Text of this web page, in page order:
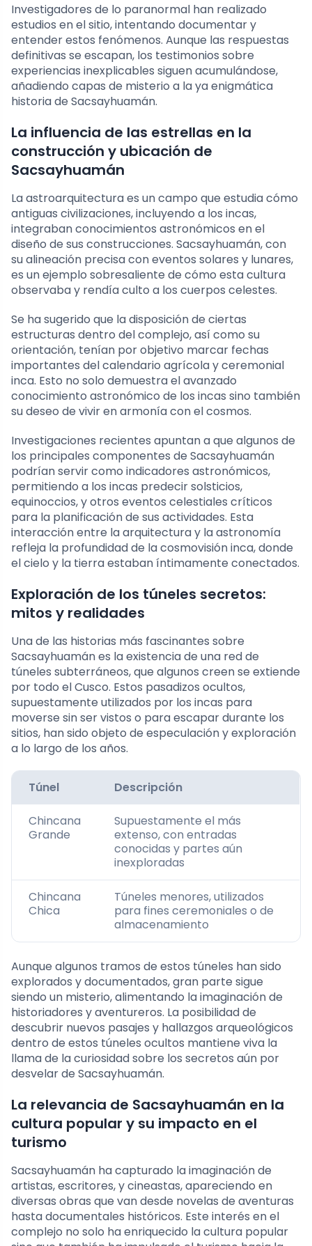
Investigadores de lo paranormal han realizado
estudios en el sitio, intentando documentar y
entender estos fenómenos. Aunque las respuestas
definitivas se escapan, los testimonios sobre
experiencias inexplicables siguen acumulándose,
añadiendo capas de misterio a la ya enigmática
historia de Sacsayhuamán.
La influencia de las estrellas en la
construcción y ubicación de
Sacsayhuamán
La astroarquitectura es un campo que estudia cómo
antiguas civilizaciones, incluyendo a los incas,
integraban conocimientos astronómicos en el
diseño de sus construcciones. Sacsayhuamán, con
su alineación precisa con eventos solares y lunares,
es un ejemplo sobresaliente de cómo esta cultura
observaba y rendía culto a los cuerpos celestes.
Se ha sugerido que la disposición de ciertas
estructuras dentro del complejo, así como su
orientación, tenían por objetivo marcar fechas
importantes del calendario agrícola y ceremonial
inca. Esto no solo demuestra el avanzado
conocimiento astronómico de los incas sino también
su deseo de vivir en armonía con el cosmos.
Investigaciones recientes apuntan a que algunos de
los principales componentes de Sacsayhuamán
podrían servir como indicadores astronómicos,
permitiendo a los incas predecir solsticios,
equinoccios, y otros eventos celestiales críticos
para la planificación de sus actividades. Esta
interacción entre la arquitectura y la astronomía
refleja la profundidad de la cosmovisión inca, donde
el cielo y la tierra estaban íntimamente conectados.
Exploración de los túneles secretos:
mitos y realidades
Una de las historias más fascinantes sobre
Sacsayhuamán es la existencia de una red de
túneles subterráneos, que algunos creen se extiende
por todo el Cusco. Estos pasadizos ocultos,
supuestamente utilizados por los incas para
moverse sin ser vistos o para escapar durante los
sitios, han sido objeto de especulación y exploración
a lo largo de los años.
Túnel Descripción
Chincana
Grande
Supuestamente el más
extenso, con entradas
conocidas y partes aún
inexploradas
Chincana
Chica
Túneles menores, utilizados
para fines ceremoniales o de
almacenamiento
Aunque algunos tramos de estos túneles han sido
explorados y documentados, gran parte sigue
siendo un misterio, alimentando la imaginación de
historiadores y aventureros. La posibilidad de
descubrir nuevos pasajes y hallazgos arqueológicos
dentro de estos túneles ocultos mantiene viva la
llama de la curiosidad sobre los secretos aún por
desvelar de Sacsayhuamán.
La relevancia de Sacsayhuamán en la
cultura popular y su impacto en el
turismo
Sacsayhuamán ha capturado la imaginación de
artistas, escritores, y cineastas, apareciendo en
diversas obras que van desde novelas de aventuras
hasta documentales históricos. Este interés en el
complejo no solo ha enriquecido la cultura popular